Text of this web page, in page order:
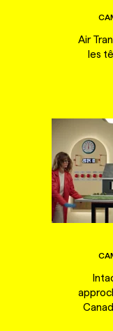
Air
les